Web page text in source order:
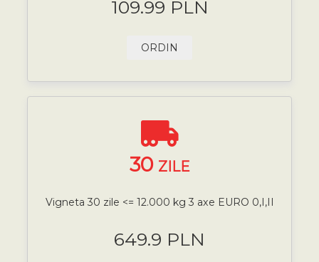
109.99 PLN
ORDIN
30 ZILE
Vigneta 30 zile <= 12.000 kg 3 axe EURO 0,I,II
649.9 PLN